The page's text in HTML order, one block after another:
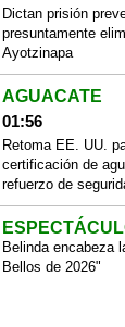
Dictan prisión
presuntamente
Ayotzinapa
AGUACATE
01:56
Retoma EE. UU.
certificación de
refuerzo de
Belinda encabeza
Bellos de 2026"